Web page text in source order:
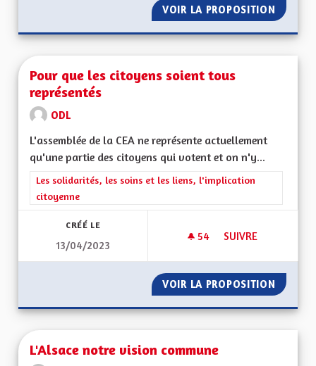
VOIR LA PROPOSITION
Pour que les citoyens soient tous
représentés
ODL
L'assemblée de la CEA ne représente actuellement
qu'une partie des citoyens qui votent et on n'y...
Filtrer les résultats de la catégorie : Les solidarités, les soins
Les solidarités, les soins et les liens, l'implication
citoyenne
CRÉÉ LE
13/04/2023
54 54 ABONNÉS
SUIVRE
VOIR LA PROPOSITION POUR
L'Alsace notre vision commune